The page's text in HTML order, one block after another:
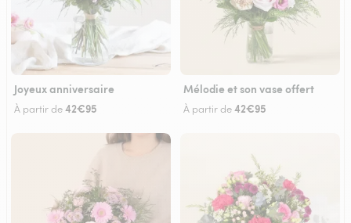
Joyeux anniversaire
À partir de42€95
Mélodie et son vase offert
À partir de42€95